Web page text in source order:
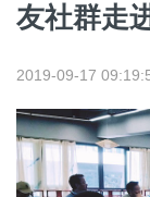
友社群走
2019-09-17